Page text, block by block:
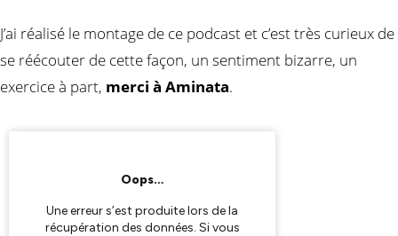
J’ai réalisé le montage de ce podcast et c’est très curieux de
se réécouter de cette façon, un sentiment bizarre, un
exercice à part, merci à Aminata.